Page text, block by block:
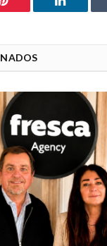
Pinterest LinkedIn